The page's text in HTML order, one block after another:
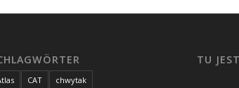
CAT
chwytak
TU